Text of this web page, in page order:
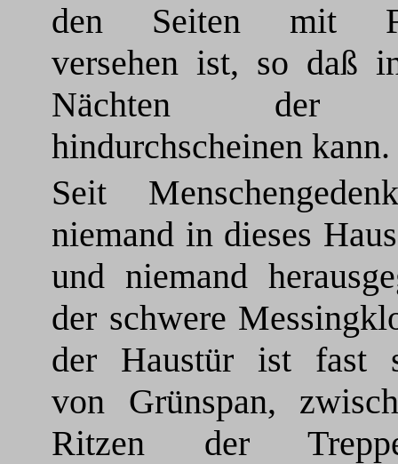
den Seiten mit
versehen ist, so daß
Nächten der
hindurchscheinen kann.
Seit
niemand in dieses
und niemand
der schwere
der Haustür ist fast
von Grünspan,
Ritzen der